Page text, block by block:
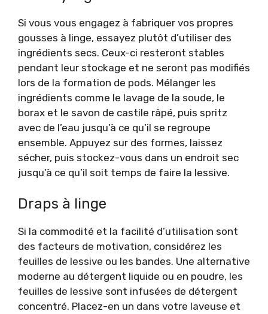
Si vous vous engagez à fabriquer vos propres
gousses à linge, essayez plutôt d’utiliser des
ingrédients secs. Ceux-ci resteront stables
pendant leur stockage et ne seront pas modifiés
lors de la formation de pods. Mélanger les
ingrédients comme le lavage de la soude, le
borax et le savon de castile râpé, puis spritz
avec de l’eau jusqu’à ce qu’il se regroupe
ensemble. Appuyez sur des formes, laissez
sécher, puis stockez-vous dans un endroit sec
jusqu’à ce qu’il soit temps de faire la lessive.
Draps à linge
Si la commodité et la facilité d’utilisation sont
des facteurs de motivation, considérez les
feuilles de lessive ou les bandes. Une alternative
moderne au détergent liquide ou en poudre, les
feuilles de lessive sont infusées de détergent
concentré. Placez-en un dans votre laveuse et